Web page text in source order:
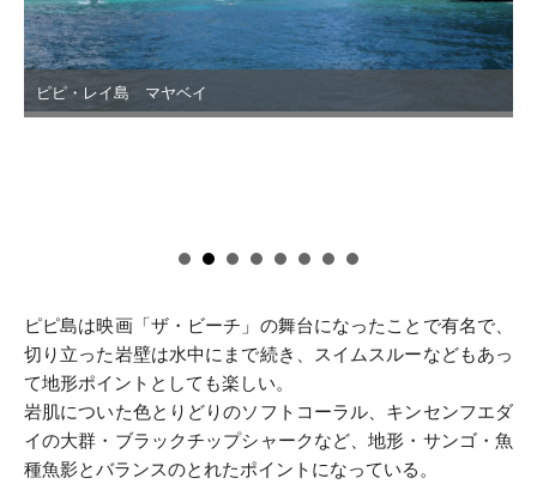
ピピ・レイ島 マヤベイ
ピピ島は映画「ザ・ビーチ」の舞台になったことで有名で、
切り立った岩壁は水中にまで続き、スイムスルーなどもあっ
て地形ポイントとしても楽しい。
岩肌についた色とりどりのソフトコーラル、キンセンフエダ
イの大群・ブラックチップシャークなど、地形・サンゴ・魚
種魚影とバランスのとれたポイントになっている。